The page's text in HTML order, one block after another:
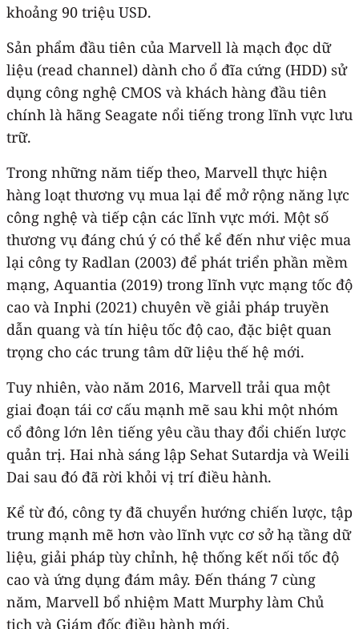
khoảng 90 triệu USD.
Sản phẩm đầu tiên của Marvell là mạch đọc dữ
liệu (read channel) dành cho ổ đĩa cứng (HDD) sử
dụng công nghệ CMOS và khách hàng đầu tiên
chính là hãng Seagate nổi tiếng trong lĩnh vực lưu
trữ.
Trong những năm tiếp theo, Marvell thực hiện
hàng loạt thương vụ mua lại để mở rộng năng lực
công nghệ và tiếp cận các lĩnh vực mới. Một số
thương vụ đáng chú ý có thể kể đến như việc mua
lại công ty Radlan (2003) để phát triển phần mềm
mạng, Aquantia (2019) trong lĩnh vực mạng tốc độ
cao và Inphi (2021) chuyên về giải pháp truyền
dẫn quang và tín hiệu tốc độ cao, đặc biệt quan
trọng cho các trung tâm dữ liệu thế hệ mới.
Tuy nhiên, vào năm 2016, Marvell trải qua một
giai đoạn tái cơ cấu mạnh mẽ sau khi một nhóm
cổ đông lớn lên tiếng yêu cầu thay đổi chiến lược
quản trị. Hai nhà sáng lập Sehat Sutardja và Weili
Dai sau đó đã rời khỏi vị trí điều hành.
Kể từ đó, công ty đã chuyển hướng chiến lược, tập
trung mạnh mẽ hơn vào lĩnh vực cơ sở hạ tầng dữ
liệu, giải pháp tùy chỉnh, hệ thống kết nối tốc độ
cao và ứng dụng đám mây. Đến tháng 7 cùng
năm, Marvell bổ nhiệm Matt Murphy làm Chủ
tịch và Giám đốc điều hành mới.